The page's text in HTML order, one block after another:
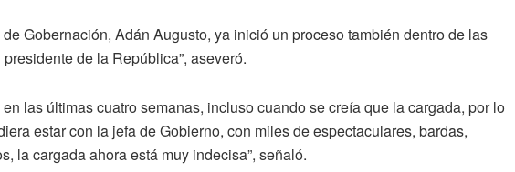
Gobernación, Adán Augusto, ya inició un proceso también dentro de las
de la República”, aseveró.
las últimas cuatro semanas, incluso cuando se creía que la cargada, por lo
estar con la jefa de Gobierno, con miles de espectaculares, bardas,
la cargada ahora está muy indecisa”, señaló.